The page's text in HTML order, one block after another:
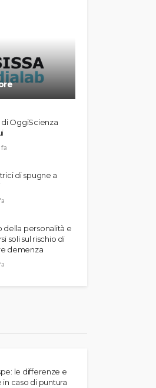
di OggiScienza
di spugne a
della personalità e
soli sul rischio di
demenza
le differenze e
in caso di puntura